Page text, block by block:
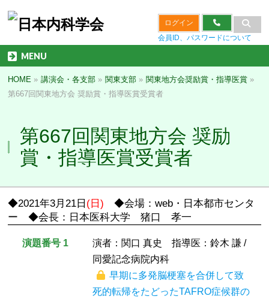
ログイン
会員ID、パスワードについて
MENU
HOME » 講演会・各支部 » 関東支部 » 関東地方会奨励賞・指導医賞 »
第667回関東地方会 奨励賞・指導医賞受賞者
第667回関東地方会 奨励
賞・指導医賞受賞者
◆2021年3月21日 (日) ◆会場：web・日本都市センタ
ー ◆会長：日本医科大学 猪口 孝一
演題番号 1
演者：関口 真史 指導医：鈴木 謙 /
同愛記念病院内科
早期に多発脳梗塞を合併して致
死的転帰をたどったTAFRO症候群の